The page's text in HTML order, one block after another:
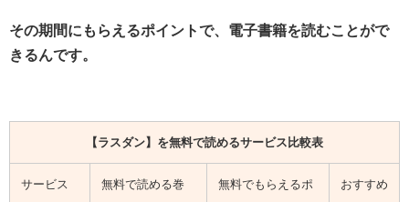
その期間にもらえるポイントで、電子書籍を読むことがで
きるんです。
【ラスダン】を無料で読めるサービス比較表
サービス 無料で読める巻 無料でもらえるポ おすすめ